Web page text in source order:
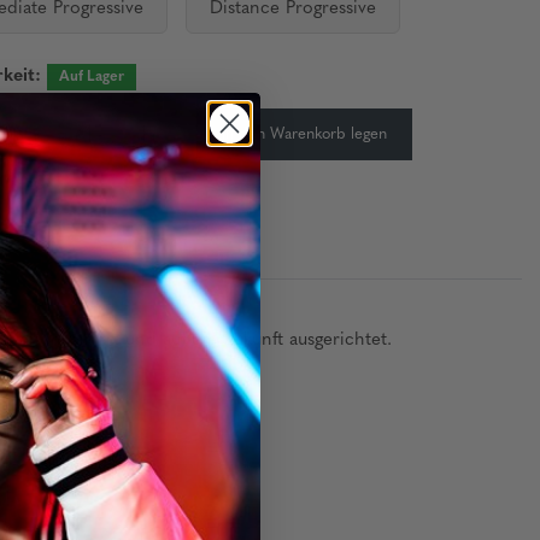
Progressive Distance Progressive
Auf Lager
- In den Warenkorb legen
inspiriert und auf die Zukunft ausgerichtet.
Klassiker.